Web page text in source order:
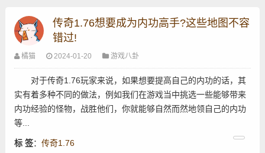
传奇1.76想要成为内功高手?这些地图不容
错过!
橘猫 2024-01-20 游戏八卦
对于传奇1.76玩家来说，如果想要提高自己的内功的话，其
实有着多种不同的做法，例如我们在游戏当中挑选一些能够带来
内功经验的怪物，战胜他们，你就能够自然而然地领自己的内功
等...
标 签： 传奇1.76